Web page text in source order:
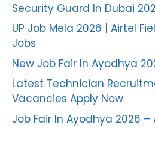
Security Guard In Dubai
UP Job Mela 2026 | Airtel
Jobs
New Job Fair In Ayodhya
Latest Technician
Vacancies Apply Now
Job Fair In Ayodhya 2026 –